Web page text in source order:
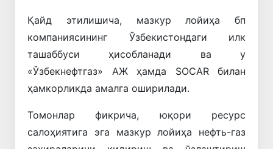
Қайд этилишича, мазкур лойиҳа бп
компаниясининг Ўзбекистондаги илк
ташаббуси ҳисобланади ва у
«Ўзбекнефтгаз» АЖ ҳамда SOCAR билан
ҳамкорликда амалга оширилади.
Томонлар фикрича, юқори ресурс
салоҳиятига эга мазкур лойиҳа нефть-газ